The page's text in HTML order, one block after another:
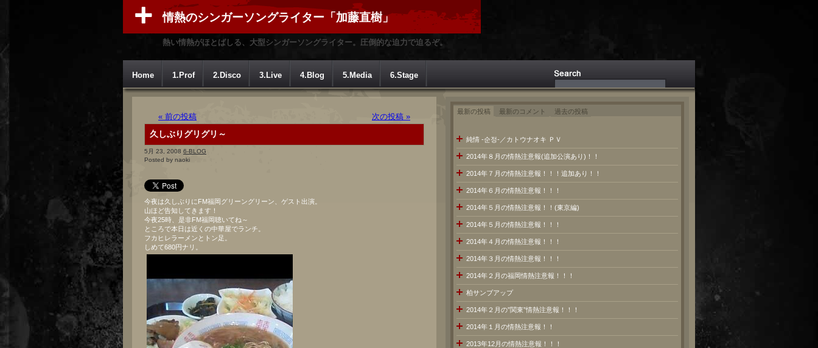
情熱のシンガーソングライター「加藤直樹」
熱い情熱がほとばしる、大型シンガーソングライター。圧倒的な迫力で迫るぞ。
Home 1.Prof 2.Disco 3.Live 4.Blog 5.Media 6.Stage
« 前の投稿 次の投稿 »
久しぶりグリグリ～
5月 23, 2008 6-BLOG
Posted by naoki
今夜は久しぶりにFM福岡グリーングリーン、ゲスト出演。
山ほど告知してきます！
今夜25時、是非FM福岡聴いてね～
ところで本日は近くの中華屋でランチ。
フカヒレラーメンとトン足。
しめて680円ナリ。
最新の投稿 最新のコメント 過去の投稿
純情 -순정-／カトウナオキ ＰＶ
2014年８月の情熱注意報(追加公演あり)！！
2014年７月の情熱注意報！！！追加あり！！
2014年６月の情熱注意報！！！
2014年５月の情熱注意報！！(東京編)
2014年５月の情熱注意報！！！
2014年４月の情熱注意報！！！
2014年３月の情熱注意報！！！
2014年２月の福岡情熱注意報！！！
柏サンブアップ
2014年２月の”関東”情熱注意報！！！
2014年１月の情熱注意報！！
2013年12月の情熱注意報！！！